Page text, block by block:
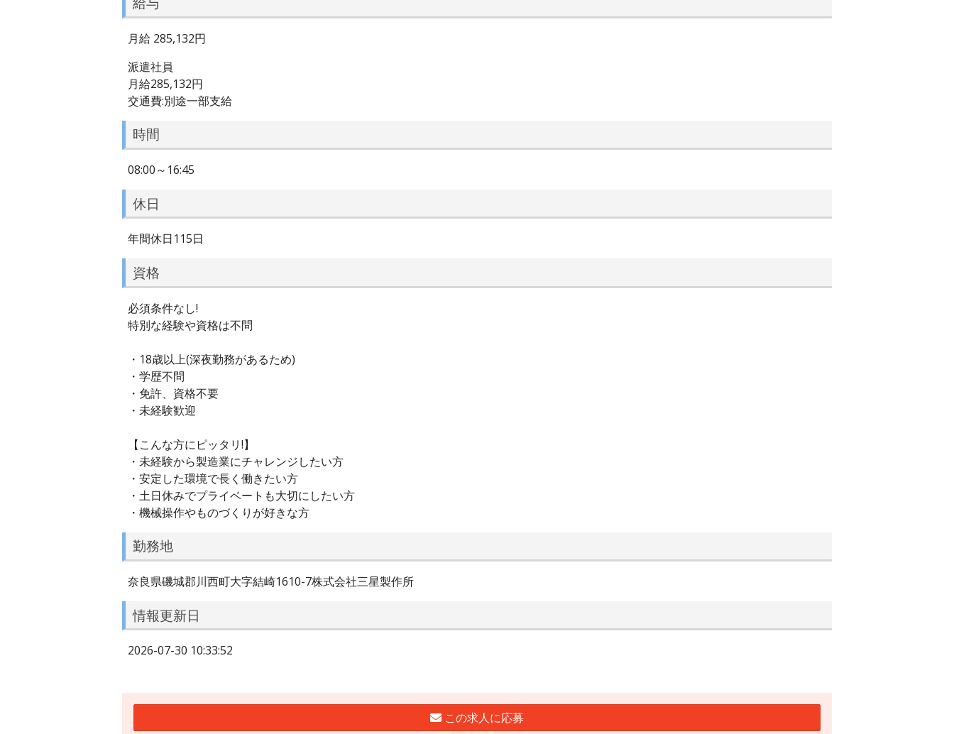
月給 285,132円
派遣社員
月給285,132円
交通費:別途一部支給
時間
08:00～16:45
休日
年間休日115日
資格
必須条件なし!
特別な経験や資格は不問
・18歳以上(深夜勤務があるため)
・学歴不問
・免許、資格不要
・未経験歓迎
【こんな方にピッタリ!】
・未経験から製造業にチャレンジしたい方
・安定した環境で長く働きたい方
・土日休みでプライベートも大切にしたい方
・機械操作やものづくりが好きな方
勤務地
奈良県磯城郡川西町大字結崎1610-7株式会社三星製作所
情報更新日
2026-07-30 10:33:52
この求人に応募